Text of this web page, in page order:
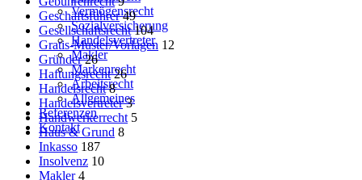
Vermögensrecht
Sozialversicherung
Handelsvertreter
Makler
Markenrecht
Arbeitsrecht
Allgemeines
Referenzen
Kontakt
Geschäftsführer 49
Gesellschaftsrecht 104
Gratis-Muster/Vorlagen 12
Gründer 26
Haftungsrecht 26
Handelsrecht 8
Handelsvertreter 3
Handwerkerrecht 5
Haus & Grund 8
Inkasso 187
Insolvenz 10
Makler 4